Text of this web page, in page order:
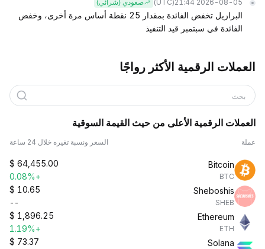
2026-08-05 21:44
(UTC) صعودي (شرائي)
البرازيل تخفض الفائدة بمقدار 25 نقطة أساس مرة أخرى، وخفض
الفائدة في سبتمبر قيد التنفيذ
العملات الرقمية الأكثر رواجًا
بحث
العملات الرقمية الأعلى من حيث القيمة السوقية
عملة السعر ونسبة تغيره خلال 24 ساعة
Bitcoin
BTC
$ 64,455.00
+0.08%
Sheboshis
SHEB
$ 10.65
--
Ethereum
ETH
$ 1,896.25
+1.19%
Solana
$ 73.37